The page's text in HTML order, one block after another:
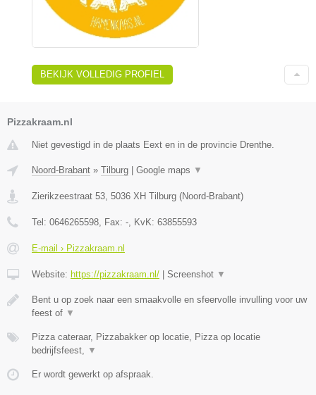
BEKIJK VOLLEDIG PROFIEL
Pizzakraam.nl
Niet gevestigd in de plaats Eext en in de provincie Drenthe.
Noord-Brabant » Tilburg Google maps ▼
Zierikzeestraat 53, 5036 XH Tilburg (Noord-Brabant)
Tel: 0646265598, Fax: -, KvK: 63855593
E-mail › Pizzakraam.nl
Website: https://pizzakraam.nl/ Screenshot ▼
Bent u op zoek naar een smaakvolle en sfeervolle invulling voor uw
feest of ▼
Pizza cateraar, Pizzabakker op locatie, Pizza op locatie
bedrijfsfeest, ▼
Er wordt gewerkt op afspraak.